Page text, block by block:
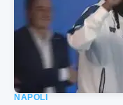
NAPOLI